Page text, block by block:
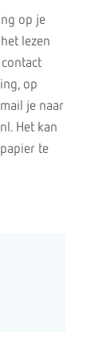
op je
lezen
op
je naar
Het kan
te